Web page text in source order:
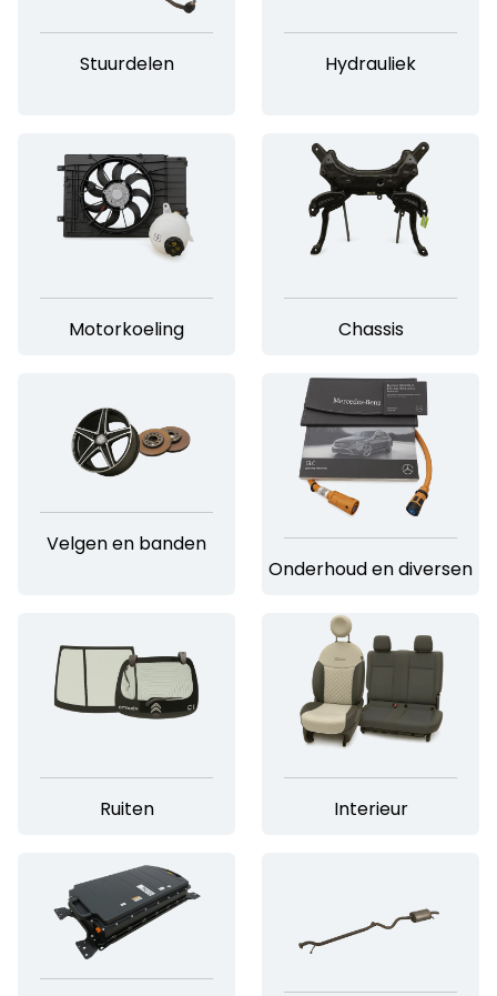
Stuurdelen Hydrauliek
Motorkoeling Chassis
Velgen en banden
Onderhoud en diversen
Ruiten Interieur